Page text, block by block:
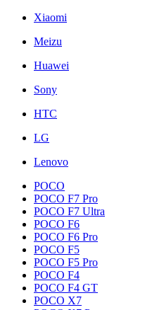
Xiaomi
Meizu
Huawei
Sony
HTC
LG
Lenovo
POCO
POCO F7 Pro
POCO F7 Ultra
POCO F6
POCO F6 Pro
POCO F5
POCO F5 Pro
POCO F4
POCO F4 GT
POCO X7